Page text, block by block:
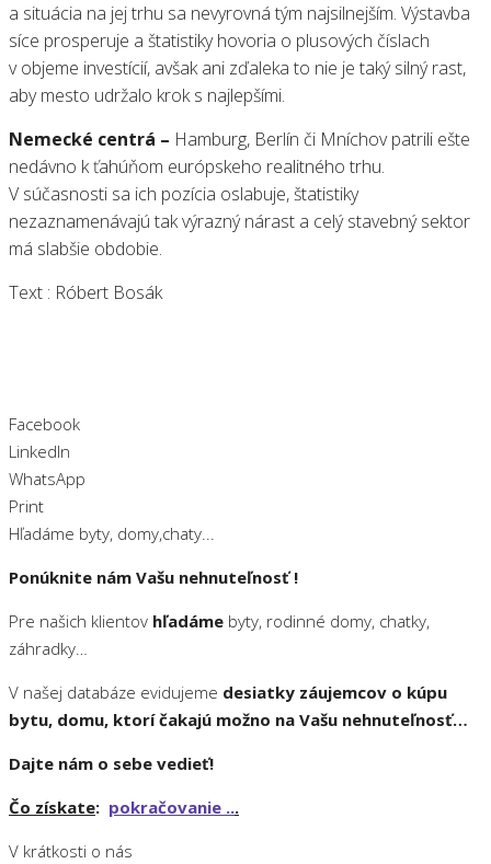
a situácia na jej trhu sa nevyrovná tým najsilnejším. Výstavba
síce prosperuje a štatistiky hovoria o plusových číslach
v objeme investícií, avšak ani zďaleka to nie je taký silný rast,
aby mesto udržalo krok s najlepšími.
Nemecké centrá – Hamburg, Berlín či Mníchov patrili ešte
nedávno k ťahúňom európskeho realitného trhu.
V súčasnosti sa ich pozícia oslabuje, štatistiky
nezaznamenávajú tak výrazný nárast a celý stavebný sektor
má slabšie obdobie.
Text : Róbert Bosák
Facebook
LinkedIn
WhatsApp
Print
Hľadáme byty, domy,chaty...
Ponúknite nám Vašu nehnuteľnosť !
Pre našich klientov hľadáme byty, rodinné domy, chatky,
záhradky…
V našej databáze evidujeme desiatky záujemcov o kúpu
bytu, domu, ktorí čakajú možno na Vašu nehnuteľnosť…
Dajte nám o sebe vedieť!
Čo získate: pokračovanie ...
V krátkosti o nás